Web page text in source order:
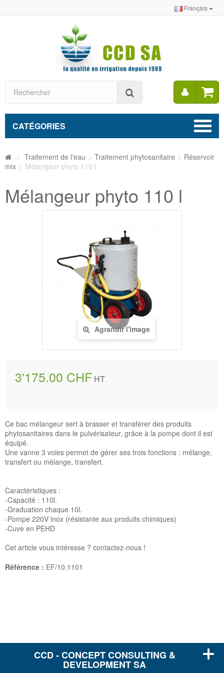
Français
Mon
CATÉGORIES
> Traitement de l'eau > Traitement phytosanitaire > Réservoir
mix > Mélangeur phyto 110 l
Mélangeur phyto 110 l
Agrandir l'image
3'175.00 CHF HT
Ce bac mélangeur sert à brasser et transférer des produits
phytosanitaires dans le pulvérisateur, grâce à la pompe dont il est
équipé.
Une vanne 3 voies permet de gérer ses trois fonctions : mélange,
transfert ou mélange, transfert.
Caractéristiques :
-Capacité : 110l.
-Graduation chaque 10l.
-Pompe 220V inox (résistante aux produits chimiques)
-Cuve en PEHD
Cet article vous intéresse ? contactez-nous !
Référence : EF/10.1101
CCD - CONCEPT CONSULTING &
DEVELOPMENT SA